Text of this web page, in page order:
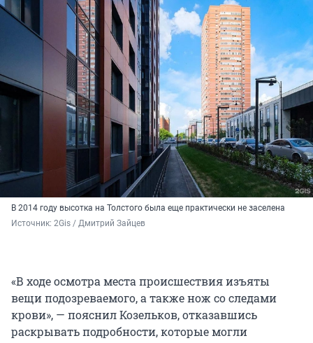
В 2014 году высотка на Толстого была еще практически не заселена
Источник: 2Gis / Дмитрий Зайцев
«В ходе осмотра места происшествия изъяты
вещи подозреваемого, а также нож со следами
крови», — пояснил Козельков, отказавшись
раскрывать подробности, которые могли